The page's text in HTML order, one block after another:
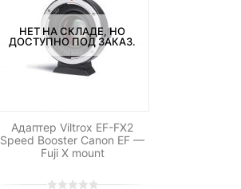
НЕТ НА СКЛАДЕ, НО
ДОСТУПНО ПОД ЗАКАЗ.
Адаптер Viltrox EF-FX2
Speed Booster Canon EF —
Fuji X mount